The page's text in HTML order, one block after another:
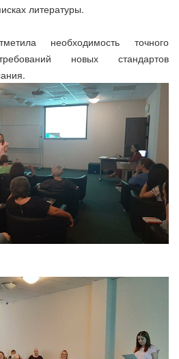
литературы.
необходимость точного
новых стандартов